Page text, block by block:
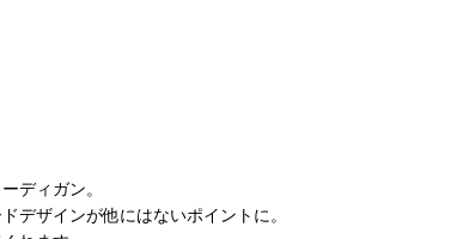
ディガン。
デザインが他にはないポイントに。